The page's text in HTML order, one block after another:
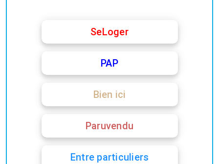
SeLoger
PAP
Bien ici
Paruvendu
Entre particuliers